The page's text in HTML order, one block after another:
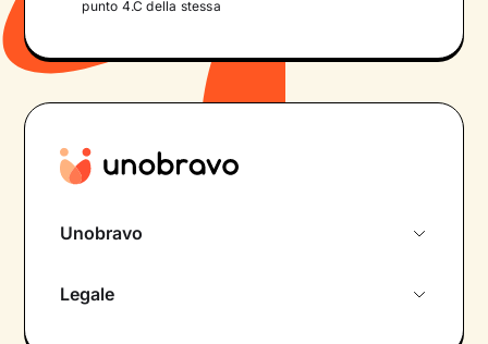
punto 4.C della stessa
Unobravo
Legale